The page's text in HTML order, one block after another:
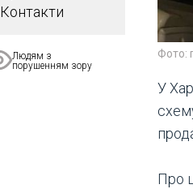
Контакти
Людям з
порушенням зору
Фото:
У
Про